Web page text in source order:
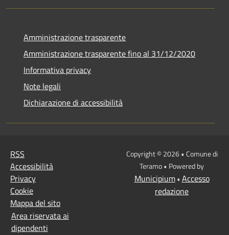
Amministrazione trasparente
Amministrazione trasparente fino al 31/12/2020
Informativa privacy
Note legali
Dichiarazione di accessibilità
RSS
Accessibilità
Privacy
Cookie
Mappa del sito
Area riservata ai
dipendenti
Copyright © 2026 • Comune di
Teramo • Powered by
Municipium• Accesso
redazione